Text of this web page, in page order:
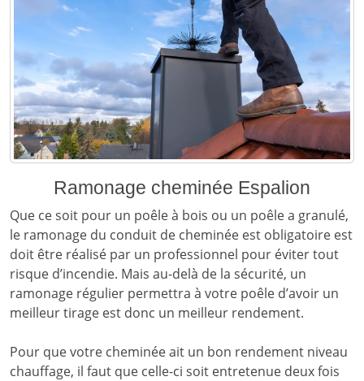
Ramonage cheminée Espalion
Que ce soit pour un poêle à bois ou un poêle a granulé,
le ramonage du conduit de cheminée est obligatoire est
doit être réalisé par un professionnel pour éviter tout
risque d’incendie. Mais au-delà de la sécurité, un
ramonage régulier permettra à votre poêle d’avoir un
meilleur tirage est donc un meilleur rendement.
Pour que votre cheminée ait un bon rendement niveau
chauffage, il faut que celle-ci soit entretenue deux fois